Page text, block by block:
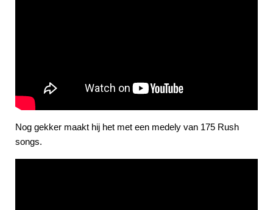
Nog gekker maakt hij het met een medely van 175 Rush
songs.